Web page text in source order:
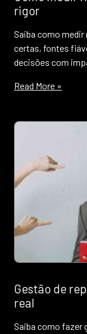
rigor
Saiba como
certas, fontes
decisões com
Read More »
Gestão de
real
Saiba como fazer